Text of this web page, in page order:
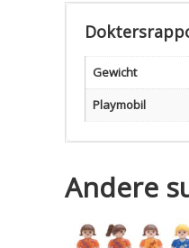
Gewicht
Playmobil
Andere